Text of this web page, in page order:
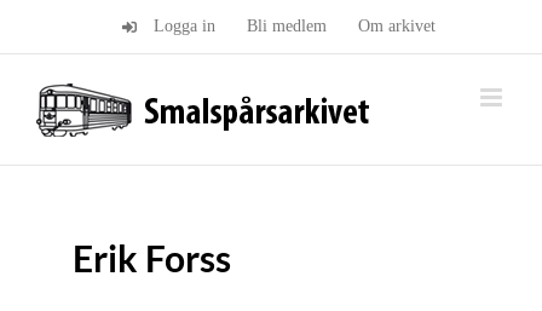
Logga in Bli medlem Om arkivet
Erik Forss